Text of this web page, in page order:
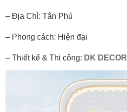
– Địa Chỉ: Tân Phú
– Phong cách: Hiện đại
– Thiết kế & Thi công: DK DECOR